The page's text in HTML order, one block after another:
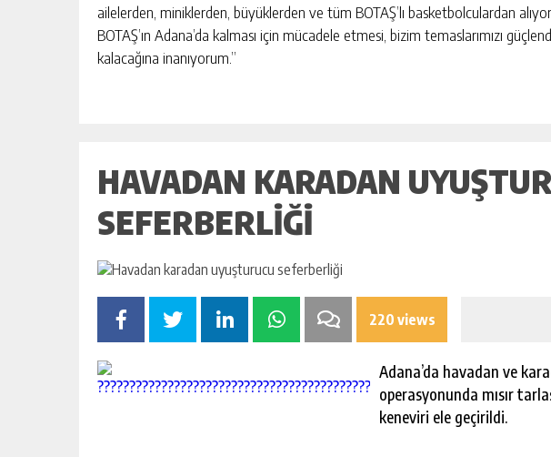
ailelerden, miniklerden, büyüklerden ve tüm BOTAŞ’lı basketbolculardan
BOTAŞ’ın Adana’da kalması için mücadele etmesi, bizim temaslarımızı
kalacağına inanıyorum.”
HAVADAN KARADAN
SEFERBERLIĞI
220 views
Adana’da havadan ve
operasyonunda mısır
keneviri ele geçirildi.